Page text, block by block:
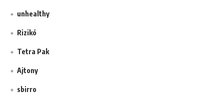
unhealthy
Rizikó
Tetra Pak
Ajtony
sbirro